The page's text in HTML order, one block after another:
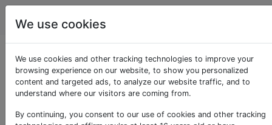
Computergrafik
Warum verbessern
Vertex-Pufferobjekte
We use cookies
We use cookies and other tracking technologies to improve your
browsing experience on our website, to show you personalized
content and targeted ads, to analyze our website traffic, and to
understand where our visitors are coming from.
By continuing, you consent to our use of cookies and other tracking